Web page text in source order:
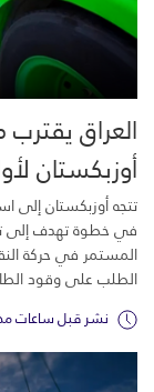
العراق
أوزبكستان
تتجه أوزبكستان إلى
في خطوة تهدف إلى
المستمر في حركة
الطلب على وقود
نشر قبل ساعات